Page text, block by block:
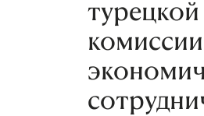
турецкой